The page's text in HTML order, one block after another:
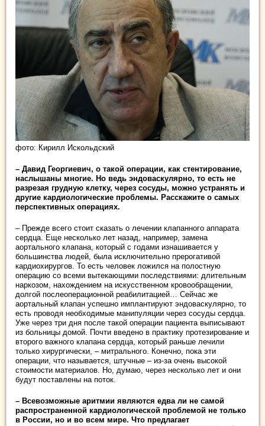
фото: Кирилл Искольдский
– Давид Георгиевич, о такой операции, как стентирование,
наслышаны многие. Но ведь эндоваскулярно, то есть не
разрезая грудную клетку, через сосуды, можно устранять и
другие кардиологические проблемы. Расскажите о самых
перспективных операциях.
– Прежде всего стоит сказать о лечении клапанного аппарата
сердца. Еще несколько лет назад, например, замена
аортального клапана, который с годами изнашивается у
большинства людей, была исключительно прерогативой
кардиохирургов. То есть человек ложился на полостную
операцию со всеми вытекающими последствиями: длительным
наркозом, нахождением на искусственном кровообращении,
долгой послеоперационной реабилитацией… Сейчас же
аортальный клапан успешно имплантируют эндоваскулярно, то
есть проводя необходимые манипуляции через сосуды сердца.
Уже через три дня после такой операции пациента выписывают
из больницы домой. Почти введено в практику протезирование и
второго важного клапана сердца, который раньше лечили
только хирургически, – митрального. Конечно, пока эти
операции, что называется, штучные – из-за очень высокой
стоимости материалов. Но, думаю, через несколько лет и они
будут поставлены на поток.
– Всевозможные аритмии являются едва ли не самой
распространенной кардиологической проблемой не только
в России, но и во всем мире. Что предлагает